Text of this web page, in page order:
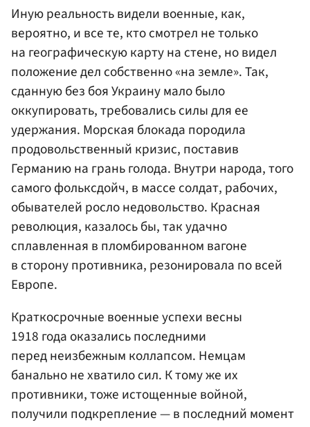
Иную реальность видели военные, как,
вероятно, и все те, кто смотрел не только
на географическую карту на стене, но видел
положение дел собственно «на земле». Так,
сданную без боя Украину мало было
оккупировать, требовались силы для ее
удержания. Морская блокада породила
продовольственный кризис, поставив
Германию на грань голода. Внутри народа, того
самого фольксдойч, в массе солдат, рабочих,
обывателей росло недовольство. Красная
революция, казалось бы, так удачно
сплавленная в пломбированном вагоне
в сторону противника, резонировала по всей
Европе.
Краткосрочные военные успехи весны
1918 года оказались последними
перед неизбежным коллапсом. Немцам
банально не хватило сил. К тому же их
противники, тоже истощенные войной,
получили подкрепление — в последний момент